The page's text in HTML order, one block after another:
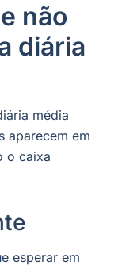
não
diária
média
aparecem em
o caixa
esperar em